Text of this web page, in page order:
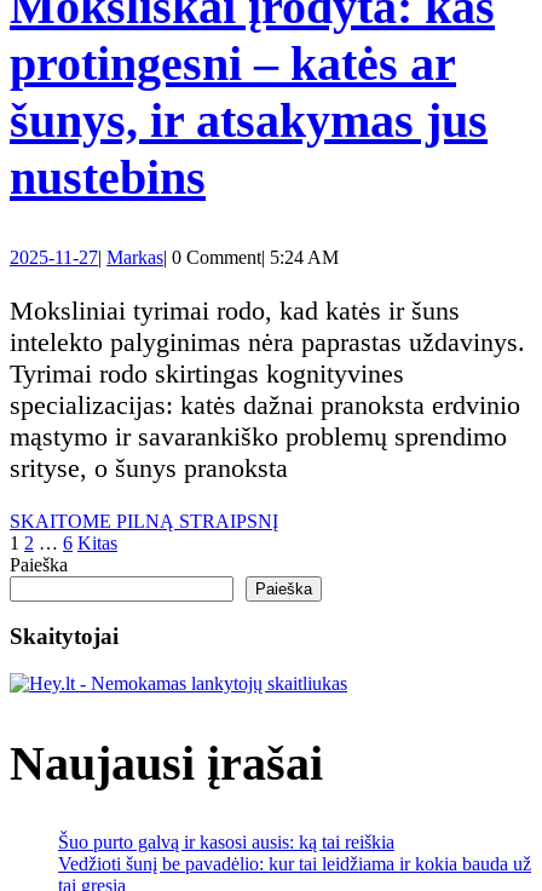
palaikote
blogu
elgesiu
protingesni – katės ar
šunys, ir atsakymas jus
nustebins
kas
protingesni
–
katės
ar
šunys,
atsakymas
jus
nustebins
2025-11-272025-
27
| MarkasMarkas
| 0 Comment| 5:24 AM
Moksliniai tyrimai rodo, kad katės ir šuns
intelekto palyginimas nėra paprastas uždavinys.
Tyrimai rodo skirtingas kognityvines
specializacijas: katės dažnai pranoksta erdvinio
mąstymo ir savarankiško problemų sprendimo
srityse, o šunys pranoksta
SKAITOME PILNĄ STRAIPSNĮSKAITOME
Įrašų
puslapiavimas
1 2 … 6 Kitas
Paieška
Paieška
Skaitytojai
Naujausi įrašai
Šuo purto galvą ir kasosi ausis: ką tai reiškia
Vedžioti šunį be pavadėlio: kur tai leidžiama ir kokia bauda už
tai gresia